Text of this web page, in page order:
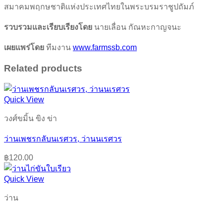
สมาคมพฤกษชาติแห่งประเทศไทยในพระบรมราชูปถัมภ์
รวบรวมและเรียบเรียงโดย นายเลื่อน กัณหะกาญจนะ
เผยแพร่โดย ทีมงาน www.farmssb.com
Related products
Quick View
วงศ์ขมิ้น ขิง ข่า
ว่านเพชรกลับนเรศวร, ว่านนเรศวร
฿120.00
Quick View
ว่าน